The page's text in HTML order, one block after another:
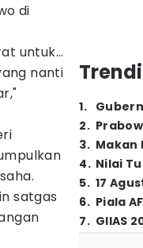
di
untuk...
nanti
satgas
1.
2.
3. Makan
4. Nilai
5. 17
6. Piala
7. GIIAS